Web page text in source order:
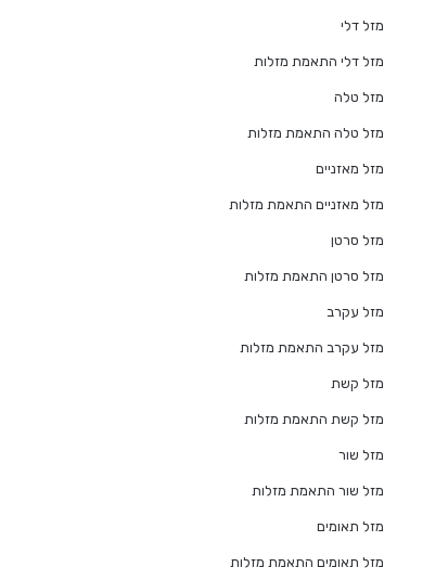
מזל דלי
מזל דלי התאמת מזלות
מזל טלה
מזל טלה התאמת מזלות
מזל מאזניים
מזל מאזניים התאמת מזלות
מזל סרטן
מזל סרטן התאמת מזלות
מזל עקרב
מזל עקרב התאמת מזלות
מזל קשת
מזל קשת התאמת מזלות
מזל שור
מזל שור התאמת מזלות
מזל תאומים
מזל תאומים התאמת מזלות